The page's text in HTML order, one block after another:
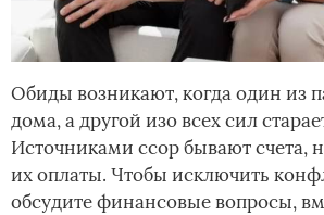
Обиды возникают, когда один из
дома, а другой изо всех сил
Источниками ссор бывают счета,
их оплаты. Чтобы исключить
обсудите финансовые вопросы,